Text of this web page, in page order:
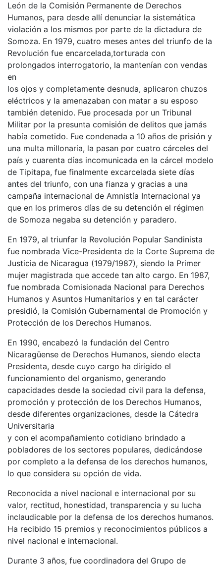
León de la Comisión Permanente de Derechos
Humanos, para desde allí denunciar la sistemática
violación a los mismos por parte de la dictadura de
Somoza. En 1979, cuatro meses antes del triunfo de la
Revolución fue encarcelada,torturada con
prolongados interrogatorio, la mantenían con vendas
en
los ojos y completamente desnuda, aplicaron chuzos
eléctricos y la amenazaban con matar a su esposo
también detenido. Fue procesada por un Tribunal
Militar por la presunta comisión de delitos que jamás
había cometido. Fue condenada a 10 años de prisión y
una multa millonaria, la pasan por cuatro cárceles del
país y cuarenta días incomunicada en la cárcel modelo
de Tipitapa, fue finalmente excarcelada siete días
antes del triunfo, con una fianza y gracias a una
campaña internacional de Amnistía Internacional ya
que en los primeros días de su detención el régimen
de Somoza negaba su detención y paradero.
En 1979, al triunfar la Revolución Popular Sandinista
fue nombrada Vice-Presidenta de la Corte Suprema de
Justicia de Nicaragua (1979/1987), siendo la Primer
mujer magistrada que accede tan alto cargo. En 1987,
fue nombrada Comisionada Nacional para Derechos
Humanos y Asuntos Humanitarios y en tal carácter
presidió, la Comisión Gubernamental de Promoción y
Protección de los Derechos Humanos.
En 1990, encabezó la fundación del Centro
Nicaragüense de Derechos Humanos, siendo electa
Presidenta, desde cuyo cargo ha dirigido el
funcionamiento del organismo, generando
capacidades desde la sociedad civil para la defensa,
promoción y protección de los Derechos Humanos,
desde diferentes organizaciones, desde la Cátedra
Universitaria
y con el acompañamiento cotidiano brindado a
pobladores de los sectores populares, dedicándose
por completo a la defensa de los derechos humanos,
lo que considera su opción de vida.
Reconocida a nivel nacional e internacional por su
valor, rectitud, honestidad, transparencia y su lucha
inclaudicable por la defensa de los derechos humanos.
Ha recibido 15 premios y reconocimientos públicos a
nivel nacional e internacional.
Durante 3 años, fue coordinadora del Grupo de